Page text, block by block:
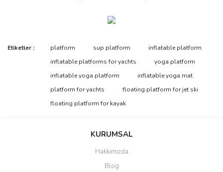
Bu ürüne ilk yorumu siz yapın!
Yorum Yaz
Bu ürünün fiyat bilgisi, resim, ürün açıklamalarında ve diğer
tarafımıza iletebilirsiniz.
Görüş ve önerileriniz için teşekkür ederiz.
Ürün resmi kalitesiz, bozuk veya görüntülenemiyor.
Bu ürüne benzer farklı alternatifler olmalı.
Etiketler : platform sup platform
inflatable platform
inflatable platforms for yachts
yoga platform
inflatable yoga platform
inflatable yoga mat
platform for yachts
floating platform for jet ski
floating platform for kayak
KURUMSAL
Hakkımızda
Blog